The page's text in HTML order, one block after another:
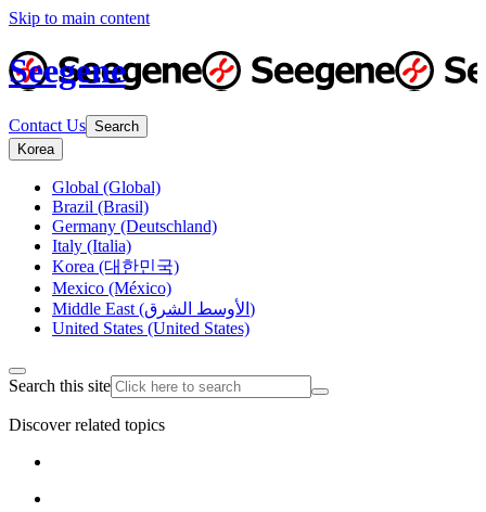
Skip to main content
Seegene
Contact Us Search
Korea
Global (Global)
Brazil (Brasil)
Germany (Deutschland)
Italy (Italia)
Korea (대한민국)
Mexico (México)
Middle East (الأوسط الشرق)
United States (United States)
Search this site
Discover related topics